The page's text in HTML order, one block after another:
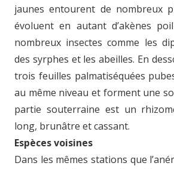
jaunes entourent de nombreux
évoluent en autant d’akènes
nombreux insectes comme les
des syrphes et les abeilles. En
trois feuilles palmatiséquées
au même niveau et forment une
partie souterraine est un
long, brunâtre et cassant.
Espèces voisines
Dans les mêmes stations que